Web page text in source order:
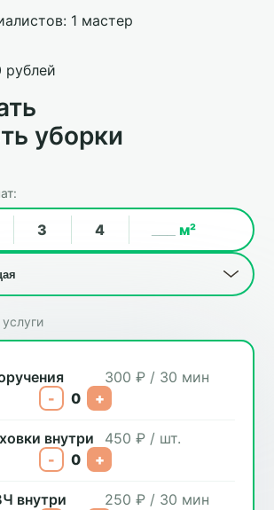
1 мастер
рублей
уборки
3 4 м²
300 ₽ / 30 мин
-
0 +
внутри
450 ₽ / шт.
-
0 +
внутри
250 ₽ / 30 мин